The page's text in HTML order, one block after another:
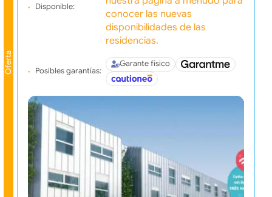
Oferta
Disponible:
conocer las nuevas
disponibilidades de las
residencias.
Posibles garantías:
Garante físico